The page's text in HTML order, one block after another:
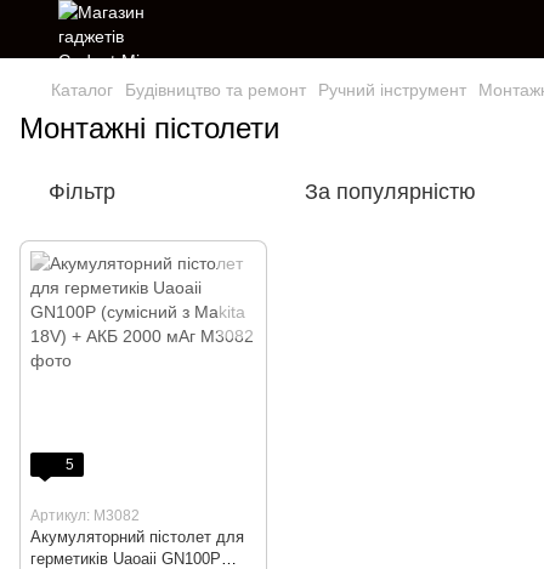
Каталог Будівництво та ремонт Ручний інструмент
Монтажні пістолети
Фільтр За популярністю
5
Артикул: M3082
Акумуляторний пістолет для
герметиків Uaoaii GN100P